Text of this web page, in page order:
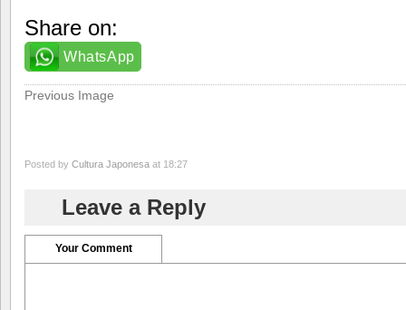
Share on:
WhatsApp
Previous Image
Posted by Cultura Japonesa at 18:27
Leave a Reply
Your Comment